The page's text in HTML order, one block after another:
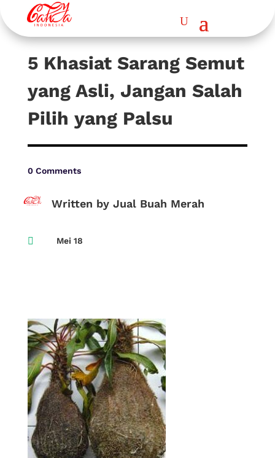
5 Khasiat Sarang Semut
yang Asli, Jangan Salah
Pilih yang Palsu
0 Comments
Written by Jual Buah Merah
 Mei 18